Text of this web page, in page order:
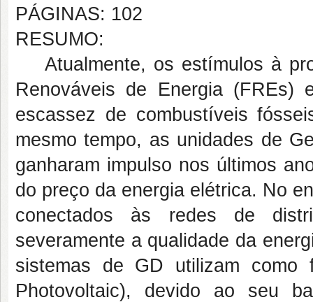
PÁGINAS: 102
RESUMO:
Atualmente, os estímulos à
Renováveis de Energia (FREs)
escassez de combustíveis
mesmo tempo, as unidades de
ganharam impulso nos últimos
do preço da energia elétrica. No
conectados às redes de
severamente a qualidade da
sistemas de GD utilizam como
Photovoltaic), devido ao seu